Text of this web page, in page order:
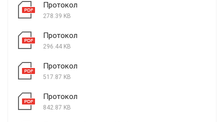
Протокол
278.39 KB
Протокол
296.44 KB
Протокол
517.87 KB
Протокол
842.87 KB